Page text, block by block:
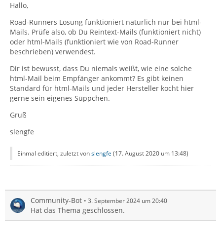
Hallo,
Road-Runners Lösung funktioniert natürlich nur bei html-
Mails. Prüfe also, ob Du Reintext-Mails (funktioniert nicht)
oder html-Mails (funktioniert wie von Road-Runner
beschrieben) verwendest.
Dir ist bewusst, dass Du niemals weißt, wie eine solche
html-Mail beim Empfänger ankommt? Es gibt keinen
Standard für html-Mails und jeder Hersteller kocht hier
gerne sein eigenes Süppchen.
Gruß
slengfe
Einmal editiert, zuletzt vonslengfe (17. August 2020 um 13:48)
Community-Bot 3. September 2024 um 20:40
Hat das Thema geschlossen.